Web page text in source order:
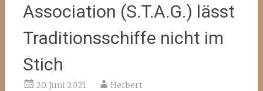
Association (S.T.A.G.) lässt
Traditionsschiffe nicht im
Stich
20. Juni 2021 Herbert